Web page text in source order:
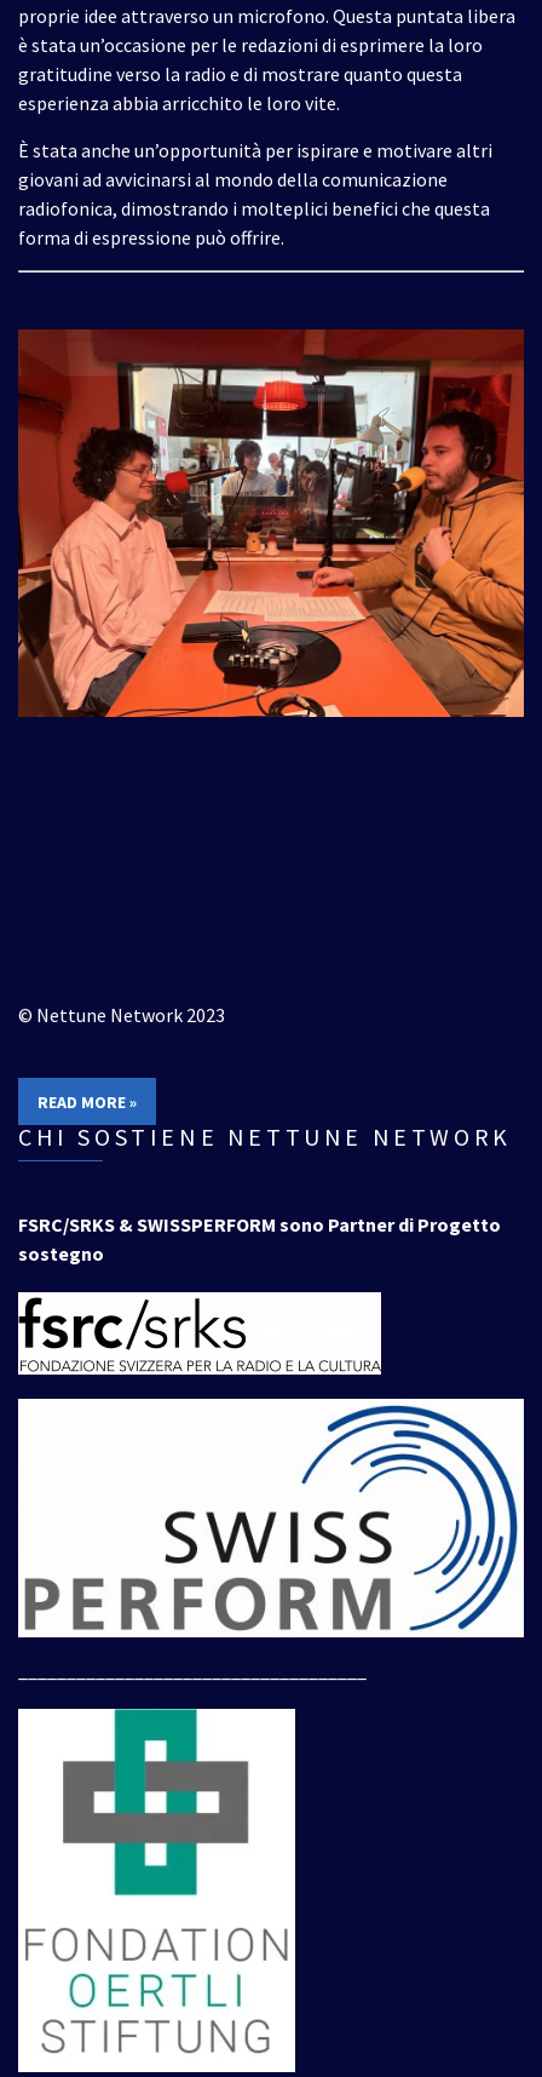
proprie idee attraverso un microfono. Questa puntata libera
è stata un’occasione per le redazioni di esprimere la loro
gratitudine verso la radio e di mostrare quanto questa
esperienza abbia arricchito le loro vite.
È stata anche un’opportunità per ispirare e motivare altri
giovani ad avvicinarsi al mondo della comunicazione
radiofonica, dimostrando i molteplici benefici che questa
forma di espressione può offrire.
© Nettune Network 2023
READ MORE »
CHI SOSTIENE NETTUNE NETWORK
FSRC/SRKS & SWISSPERFORM sono Partner di Progetto
sostegno